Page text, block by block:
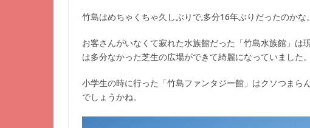
竹島はめちゃくちゃ久しぶりで,多分16年ぶりだったのかな。
お客さんがいなくて寂れた水族館だった「竹島水族館」は
は多分なかった芝生の広場ができて綺麗になっていました。
小学生の時に行った「竹島ファンタジー館」はクソつまら
でしょうかね。